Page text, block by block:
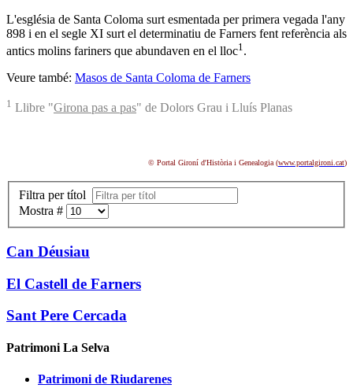
L'església de Santa Coloma surt esmentada per primera vegada l'any
898 i en el segle XI surt el determinatiu de Farners fent referència als
antics molins fariners que abundaven en el lloc1 .
Veure també: Masos de Santa Coloma de Farners
1 Llibre "Girona pas a pas" de Dolors Grau i Lluís Planas
© Portal Gironí d'Història i Genealogia (www.portalgironi.cat)
Filtra per títol
Mostra #
Can Déusiau
El Castell de Farners
Sant Pere Cercada
Patrimoni La Selva
Patrimoni de Riudarenes